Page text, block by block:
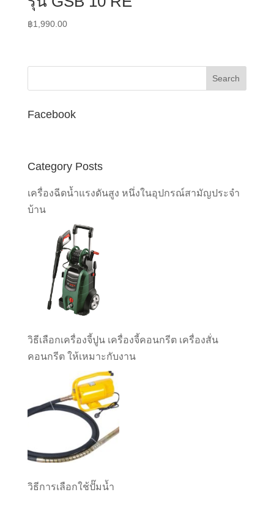
฿1,990.00
Facebook
Category Posts
เครื่องฉีดน้ำแรงดันสูง หนึ่งในอุปกรณ์สามัญประจำ
บ้าน
วิธีเลือกเครื่องจี้ปูน เครื่องจี้คอนกรีต เครื่องสั่น
คอนกรีต ให้เหมาะกับงาน
วิธีการเลือกใช้ปั๊มน้ำ